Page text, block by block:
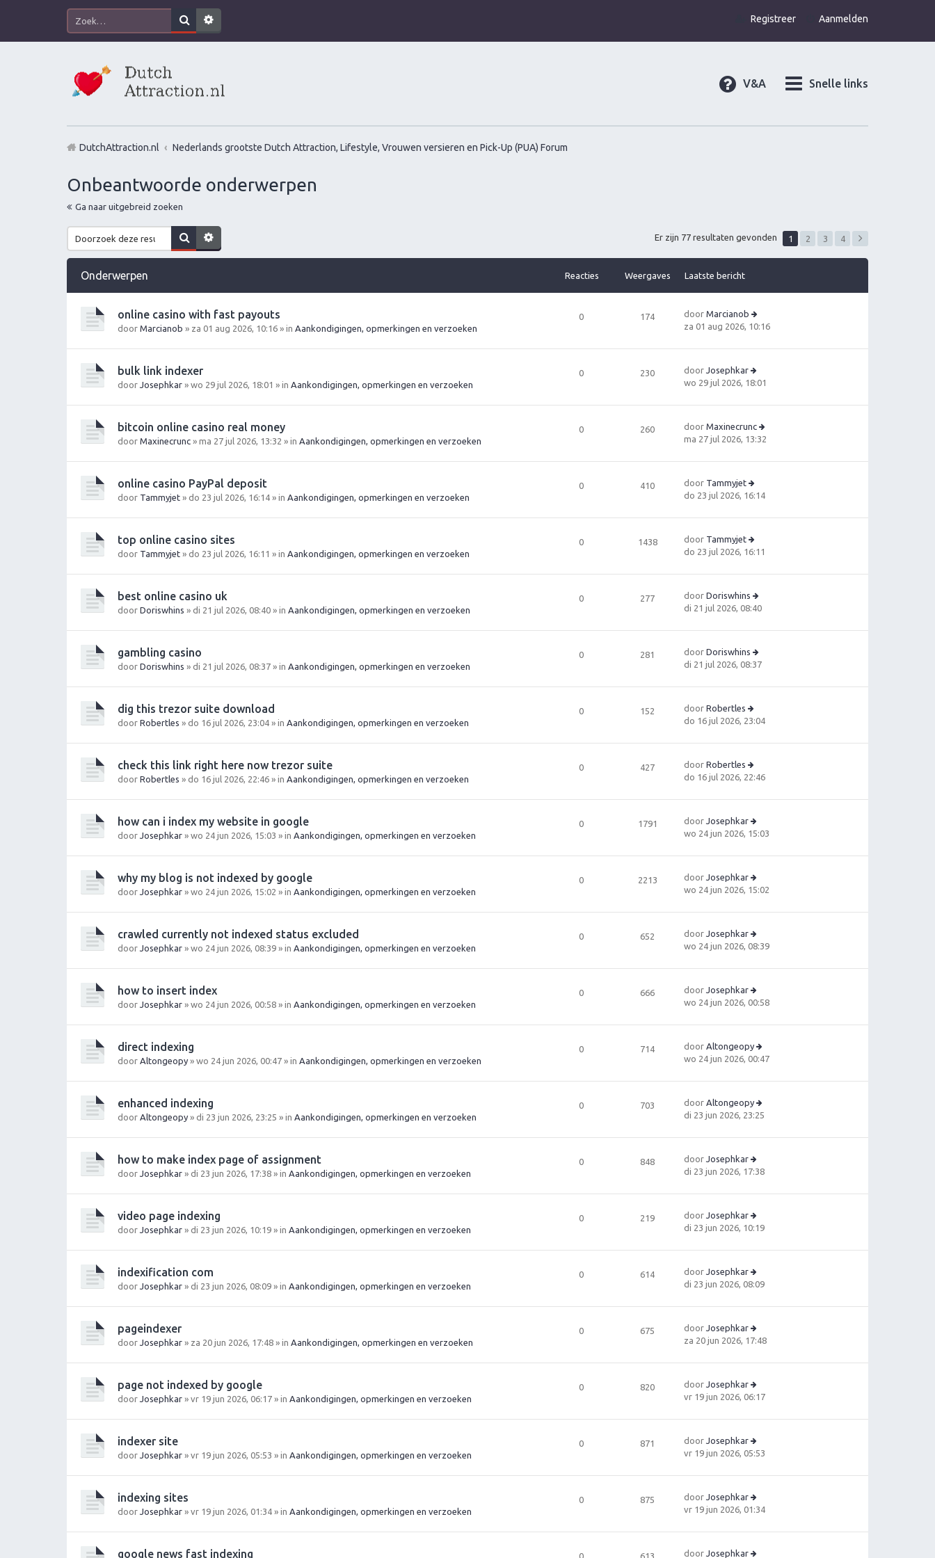
Aanmelden
Registreer
Snelle links
V&A
DutchAttraction.nl Nederlands grootste Dutch Attraction, Lifestyle, Vrouwen versieren en Pick-Up (PUA) Forum
Onbeantwoorde onderwerpen
Ga naar uitgebreid zoeken
Er zijn 77 resultaten gevonden 1 2 3 4
Onderwerpen Reacties Weergaves Laatste bericht
online casino with fast payouts
door Marcianob » za 01 aug 2026, 10:16 » in Aankondigingen, opmerkingen en verzoeken
0 174 door Marcianob
B
ki
la
a
e
b
ri
h
t
za 01 aug 2026, 10:16
bulk link indexer
door Josephkar » wo 29 jul 2026, 18:01 » in Aankondigingen, opmerkingen en verzoeken
0 230 door Josephkar
B
ki
la
a
e
b
ri
h
t
wo 29 jul 2026, 18:01
bitcoin online casino real money
door Maxinecrunc » ma 27 jul 2026, 13:32 » in Aankondigingen, opmerkingen en verzoeken
0 260 door Maxinecrunc
B
ki
a
b
ri
t
ma 27 jul 2026, 13:32
online casino PayPal deposit
door Tammyjet » do 23 jul 2026, 16:14 » in Aankondigingen, opmerkingen en verzoeken
0 410 door Tammyjet
B
ki
la
a
e
b
ri
h
t
do 23 jul 2026, 16:14
top online casino sites
door Tammyjet » do 23 jul 2026, 16:11 » in Aankondigingen, opmerkingen en verzoeken
0 1438 door Tammyjet
B
ki
la
a
e
b
ri
h
t
do 23 jul 2026, 16:11
best online casino uk
door Doriswhins » di 21 jul 2026, 08:40 » in Aankondigingen, opmerkingen en verzoeken
0 277 door Doriswhins
B
ki
la
a
e
b
ri
t
di 21 jul 2026, 08:40
gambling casino
door Doriswhins » di 21 jul 2026, 08:37 » in Aankondigingen, opmerkingen en verzoeken
0 281 door Doriswhins
B
ki
a
e
b
ri
h
t
di 21 jul 2026, 08:37
dig this trezor suite download
door Robertles » do 16 jul 2026, 23:04 » in Aankondigingen, opmerkingen en verzoeken
0 152 door Robertles
B
ki
la
a
e
b
ri
h
t
do 16 jul 2026, 23:04
check this link right here now trezor suite
door Robertles » do 16 jul 2026, 22:46 » in Aankondigingen, opmerkingen en verzoeken
0 427 door Robertles
B
ki
la
a
e
b
ri
h
t
do 16 jul 2026, 22:46
how can i index my website in google
door Josephkar » wo 24 jun 2026, 15:03 » in Aankondigingen, opmerkingen en verzoeken
0 1791 door Josephkar
B
ki
la
a
e
b
ri
h
t
wo 24 jun 2026, 15:03
why my blog is not indexed by google
door Josephkar » wo 24 jun 2026, 15:02 » in Aankondigingen, opmerkingen en verzoeken
0 2213 door Josephkar
B
ki
la
a
e
b
ri
h
t
wo 24 jun 2026, 15:02
crawled currently not indexed status excluded
door Josephkar » wo 24 jun 2026, 08:39 » in Aankondigingen, opmerkingen en verzoeken
0 652 door Josephkar
B
ki
la
a
e
b
ri
h
t
wo 24 jun 2026, 08:39
how to insert index
door Josephkar » wo 24 jun 2026, 00:58 » in Aankondigingen, opmerkingen en verzoeken
0 666 door Josephkar
B
ki
la
a
e
b
ri
h
t
wo 24 jun 2026, 00:58
direct indexing
door Altongeopy » wo 24 jun 2026, 00:47 » in Aankondigingen, opmerkingen en verzoeken
0 714 door Altongeopy
B
ki
la
a
b
ri
t
wo 24 jun 2026, 00:47
enhanced indexing
door Altongeopy » di 23 jun 2026, 23:25 » in Aankondigingen, opmerkingen en verzoeken
0 703 door Altongeopy
B
ki
a
b
ri
t
di 23 jun 2026, 23:25
how to make index page of assignment
door Josephkar » di 23 jun 2026, 17:38 » in Aankondigingen, opmerkingen en verzoeken
0 848 door Josephkar
B
ki
la
a
e
b
ri
h
t
di 23 jun 2026, 17:38
video page indexing
door Josephkar » di 23 jun 2026, 10:19 » in Aankondigingen, opmerkingen en verzoeken
0 219 door Josephkar
B
ki
la
a
e
b
ri
h
t
di 23 jun 2026, 10:19
indexification com
door Josephkar » di 23 jun 2026, 08:09 » in Aankondigingen, opmerkingen en verzoeken
0 614 door Josephkar
B
ki
la
a
e
b
ri
h
t
di 23 jun 2026, 08:09
pageindexer
door Josephkar » za 20 jun 2026, 17:48 » in Aankondigingen, opmerkingen en verzoeken
0 675 door Josephkar
B
ki
la
a
e
b
ri
h
t
za 20 jun 2026, 17:48
page not indexed by google
door Josephkar » vr 19 jun 2026, 06:17 » in Aankondigingen, opmerkingen en verzoeken
0 820 door Josephkar
B
ki
la
a
e
b
ri
vr 19 jun 2026, 06:17
indexer site
door Josephkar » vr 19 jun 2026, 05:53 » in Aankondigingen, opmerkingen en verzoeken
0 871 door Josephkar
B
ki
la
a
e
vr 19 jun 2026, 05:53
indexing sites
door Josephkar » vr 19 jun 2026, 01:34 » in Aankondigingen, opmerkingen en verzoeken
0 875 door Josephkar
B
ki
vr 19 jun 2026, 01:34
google news fast indexing door Josephkar